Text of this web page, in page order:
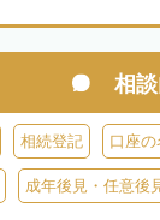
相
相続登記 口座
成年後見・任意後